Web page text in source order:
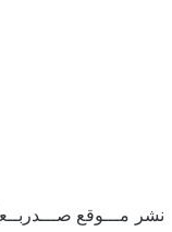
نشر مـــوقع